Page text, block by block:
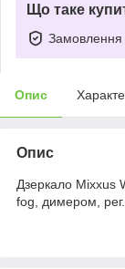
Що таке
Замовлення
Опис
Опис
Дзеркало Mixxus
fog, димером,